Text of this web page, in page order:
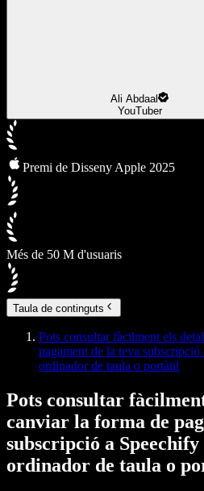
Ali Abdaal
YouTuber
Premi de Disseny Apple 2025
Més de 50 M d'usuaris
Taula de continguts
Pots consultar fàcilment els
pagament de la teva
ordinador de taula o portàtil
Pots consultar
canviar la forma de
subscripció a Speechify
ordinador de taula o